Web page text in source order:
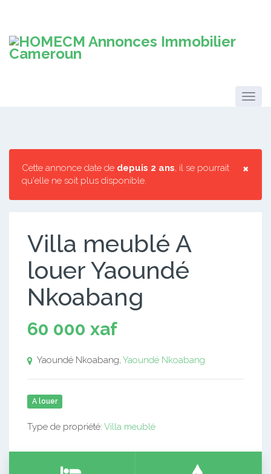
×
Cette annonce date de depuis 2 ans, il se pourrait
qu'elle ne soit plus disponible.
Villa meublé A
louer Yaoundé
Nkoabang
60 000 xaf
Yaoundé Nkoabang, Yaoundé Nkoabang
A louer
Type de propriété: Villa meublé